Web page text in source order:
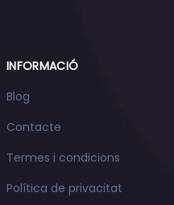
INFORMACIÓ
Blog
Contacte
Termes i condicions
Política de privacitat